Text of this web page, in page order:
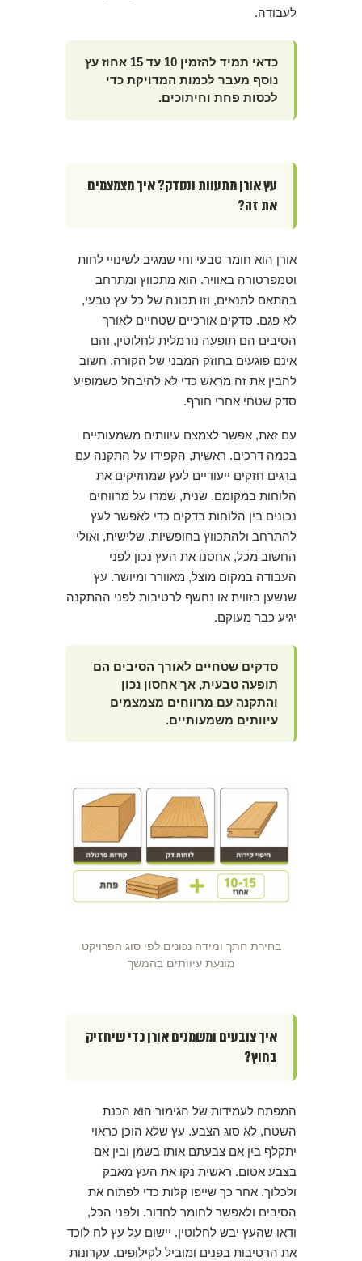
לעבודה.
כדאי תמיד להזמין 10 עד 15 אחוז עץ
נוסף מעבר לכמות המדויקת כדי
לכסות פחת וחיתוכים.
עץ אורן מתעוות ונסדק? איך מצמצמים
את זה?
אורן הוא חומר טבעי וחי שמגיב לשינויי לחות
וטמפרטורה באוויר. הוא מתכווץ ומתרחב
בהתאם לתנאים, וזו תכונה של כל עץ טבעי,
לא פגם. סדקים אורכיים שטחיים לאורך
הסיבים הם תופעה נורמלית לחלוטין, והם
אינם פוגעים בחוזק המבני של הקורה. חשוב
להבין את זה מראש כדי לא להיבהל כשמופיע
סדק שטחי אחרי חורף.
עם זאת, אפשר לצמצם עיוותים משמעותיים
בכמה דרכים. ראשית, הקפידו על התקנה עם
ברגים חזקים ייעודיים לעץ שמחזיקים את
הלוחות במקומם. שנית, שמרו על מרווחים
נכונים בין הלוחות בדקים כדי לאפשר לעץ
להתרחב ולהתכווץ בחופשיות. שלישית, ואולי
החשוב מכל, אחסנו את העץ נכון לפני
העבודה במקום מוצל, מאוורר ומיושר. עץ
שנשען בזווית או נחשף לרטיבות לפני ההתקנה
יגיע כבר מעוקם.
סדקים שטחיים לאורך הסיבים הם
תופעה טבעית, אך אחסון נכון
והתקנה עם מרווחים מצמצמים
עיוותים משמעותיים.
בחירת חתך ומידה נכונים לפי סוג הפרויקט
מונעת עיוותים בהמשך
איך צובעים ומשמנים אורן כדי שיחזיק
בחוץ?
המפתח לעמידות של הגימור הוא הכנת
השטח, לא סוג הצבע. עץ שלא הוכן כראוי
יתקלף בין אם צבעתם אותו בשמן ובין אם
בצבע אטום. ראשית נקו את העץ מאבק
ולכלוך. אחר כך שייפו קלות כדי לפתוח את
הסיבים ולאפשר לחומר לחדור. ולפני הכל,
ודאו שהעץ יבש לחלוטין. יישום על עץ לח לוכד
את הרטיבות בפנים ומוביל לקילופים. עקרונות